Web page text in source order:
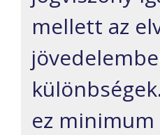
mellett az
ez